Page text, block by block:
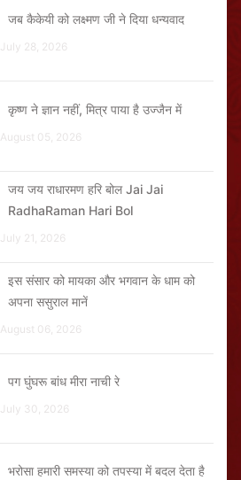
जब कैकेयी को लक्ष्मण जी ने दिया धन्यवाद
July 28, 2026
कृष्ण ने ज्ञान नहीं, मित्र पाया है उज्जैन में
August 05, 2026
जय जय राधारमण हरि बोल Jai Jai
RadhaRaman Hari Bol
July 21, 2026
इस संसार को मायका और भगवान के धाम को
अपना ससुराल मानें
August 06, 2026
पग घुंघरू बांध मीरा नाची रे
July 30, 2026
भरोसा हमारी समस्या को तपस्या में बदल देता है